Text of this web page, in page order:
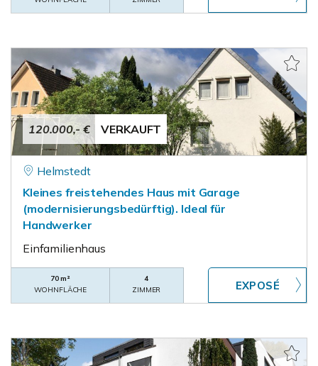
120.000,- € VERKAUFT
Helmstedt
Kleines freistehendes Haus mit Garage
(modernisierungsbedürftig). Ideal für
Handwerker
Einfamilienhaus
70 m²
WOHNFLÄCHE
4
ZIMMER